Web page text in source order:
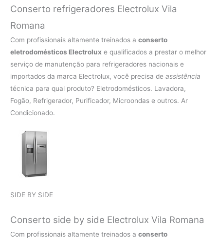
Conserto refrigeradores Electrolux Vila
Romana
Com profissionais altamente treinados aconserto
eletrodomésticos Electrolux e qualificados a prestar o melhor
serviço de manutenção para refrigeradores nacionais e
importados da marca Electrolux, você precisa deassistência
técnica para qual produto? Eletrodomésticos. Lavadora,
Fogão, Refrigerador, Purificador, Microondas e outros. Ar
Condicionado.
SIDE BY SIDE
Conserto side by side Electrolux Vila Romana
Com profissionais altamente treinados aconserto